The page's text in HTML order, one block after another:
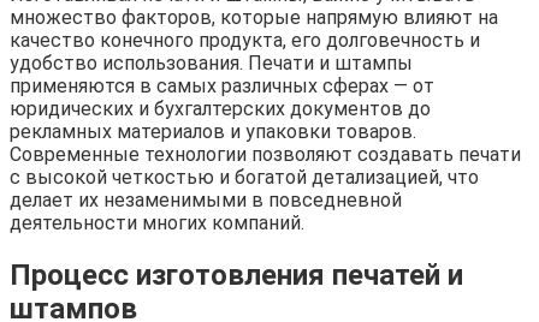
множество факторов, которые напрямую влияют на
качество конечного продукта, его долговечность и
удобство использования. Печати и штампы
применяются в самых различных сферах — от
юридических и бухгалтерских документов до
рекламных материалов и упаковки товаров.
Современные технологии позволяют создавать печати
с высокой четкостью и богатой детализацией, что
делает их незаменимыми в повседневной
деятельности многих компаний.
Процесс изготовления печатей и
штампов